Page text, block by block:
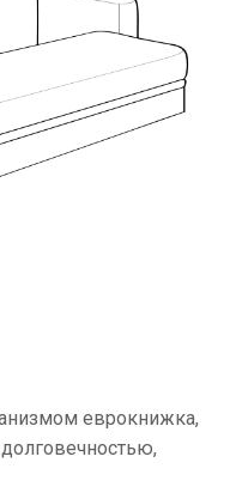
еврокнижка,